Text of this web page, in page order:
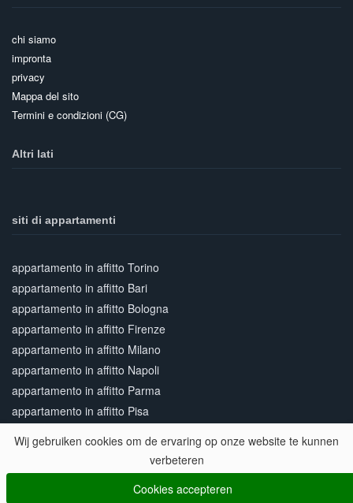
Wij gebruiken cookies om de ervaring op onze website te kunnen
verbeteren
Cookies accepteren
chi siamo
impronta
privacy
Mappa del sito
Termini e condizioni (CG)
Altri lati
siti di appartamenti
appartamento in affitto Torino
appartamento in affitto Bari
appartamento in affitto Bologna
appartamento in affitto Firenze
appartamento in affitto Milano
appartamento in affitto Napoli
appartamento in affitto Parma
appartamento in affitto Pisa
appartamento in affitto Siena
appartamento in affitto Venezia
appartamento in affitto Verona